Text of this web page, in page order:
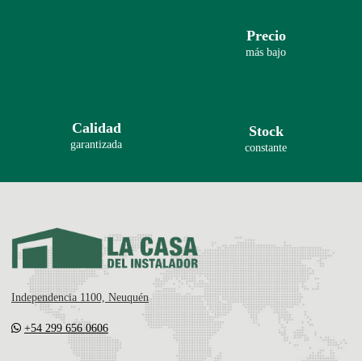
Precio
más bajo
Calidad
garantizada
Stock
constante
Independencia 1100, Neuquén
+54 299 656 0606